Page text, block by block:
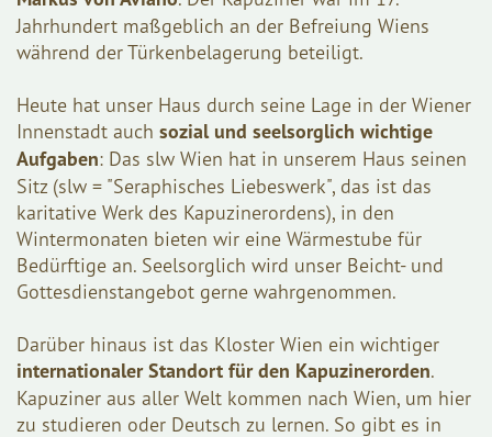
Jahrhundert maßgeblich an der Befreiung Wiens
während der Türkenbelagerung beteiligt.
Heute hat unser Haus durch seine Lage in der Wiener
Innenstadt auch sozial und seelsorglich wichtige
Aufgaben: Das slw Wien hat in unserem Haus seinen
Sitz (slw = "Seraphisches Liebeswerk", das ist das
karitative Werk des Kapuzinerordens), in den
Wintermonaten bieten wir eine Wärmestube für
Bedürftige an. Seelsorglich wird unser Beicht- und
Gottesdienstangebot gerne wahrgenommen.
Darüber hinaus ist das Kloster Wien ein wichtiger
internationaler Standort für den Kapuzinerorden.
Kapuziner aus aller Welt kommen nach Wien, um hier
zu studieren oder Deutsch zu lernen. So gibt es in